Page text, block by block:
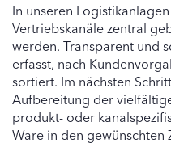
In unseren
Vertriebskanäle zentral
werden. Transparent und
erfasst, nach
sortiert. Im nächsten
Aufbereitung der
produkt- oder
Ware in den gewünschten